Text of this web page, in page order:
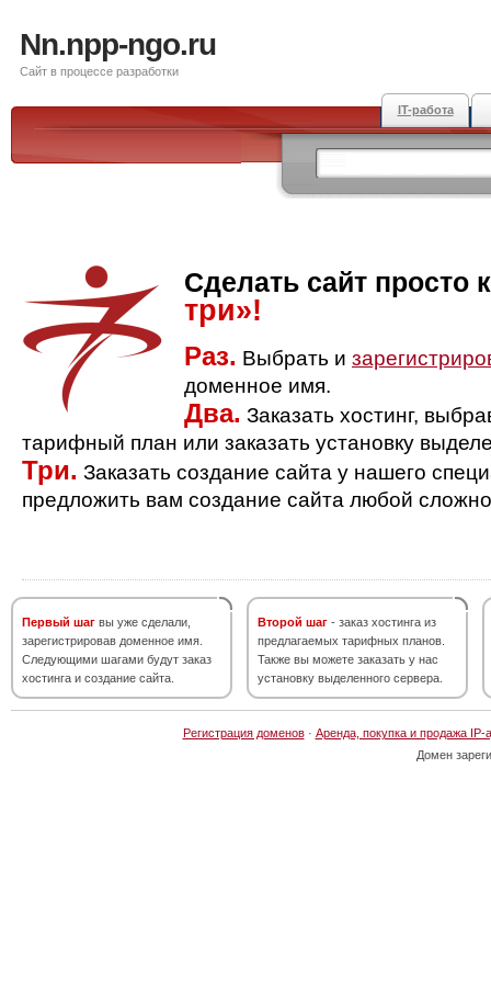
Nn.npp-ngo.ru
Сайт в процессе разработки
IT-работа
Сделать сайт просто
три»!
Раз. Выбрать и
доменное имя.
Два. Заказать хостинг,
тарифный план или заказать установку
Три. Заказать создание сайта у нашего
предложить вам создание сайта любой
Первый шаг вы уже сделали,
зарегистрировав доменное имя.
Следующими шагами будут заказ
хостинга и создание сайта.
Второй шаг - заказ хостинга из
предлагаемых тарифных планов.
Также вы можете заказать у нас
установку выделенного сервера.
Регистрация доменов· Аренда, покупка и продажа IP-
Домен